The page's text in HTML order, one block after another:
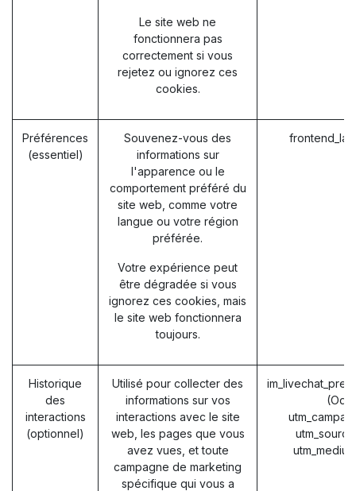
Le site web ne
fonctionnera pas
correctement si vous
rejetez ou ignorez ces
cookies.
Préférences
(essentiel)
Souvenez-vous des
informations sur
l'apparence ou le
comportement préféré du
site web, comme votre
langue ou votre région
préférée.
Votre expérience peut
être dégradée si vous
ignorez ces cookies, mais
le site web fonctionnera
toujours.
Historique
des
interactions
(optionnel)
Utilisé pour collecter des
informations sur vos
interactions avec le site
web, les pages que vous
avez vues, et toute
campagne de marketing
spécifique qui vous a